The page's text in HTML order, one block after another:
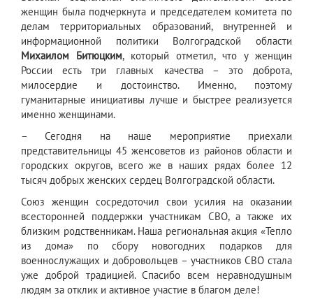
женщин была подчеркнута и председателем комитета по
делам территориальных образований, внутренней и
информационной политики Волгоградской области
Михаилом Битюцким, который отметил, что у женщин
России есть три главных качества – это доброта,
милосердие и достоинство. Именно, поэтому
гуманитарные инициативы лучше и быстрее реализуется
именно женщинами.
– Сегодня на наше мероприятие приехали
представительницы 45 женсоветов из районов области и
городских округов, всего же в наших рядах более 12
тысяч добрых женских сердец Волгоградской области.
Союз женщин сосредоточил свои усилия на оказании
всесторонней поддержки участникам СВО, а также их
близким родственникам. Наша региональная акция «Тепло
из дома» по сбору новогодних подарков для
военнослужащих и добровольцев – участников СВО стала
уже доброй традицией. Спасибо всем неравнодушным
людям за отклик и активное участие в благом деле!